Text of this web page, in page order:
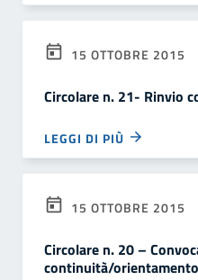
15 OTTOBRE 2015
Circolare n. 21- Rinvio
LEGGI DI PIÙ
15 OTTOBRE 2015
Circolare n. 20 –
continuità/orientamento